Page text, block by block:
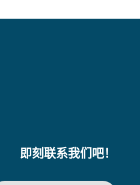
即刻联系我们吧！